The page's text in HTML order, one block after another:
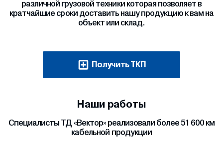
различной грузовой техники которая позволяет в
кратчайшие сроки доставить нашу продукцию к вам на
объект или склад.
Получить ТКП
Наши работы
Специалисты ТД «Вектор» реализовали более 51 600 км
кабельной продукции